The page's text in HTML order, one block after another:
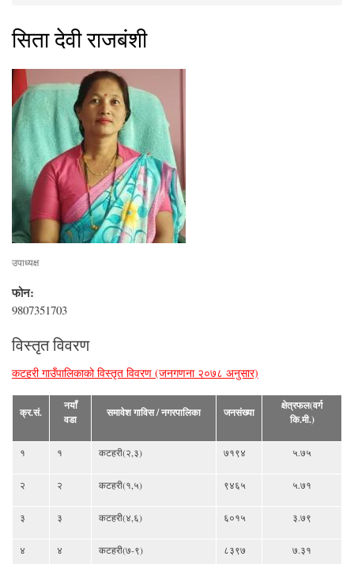
सिता देवी राजबंशी
उपाध्यक्ष
फोन:
9807351703
विस्तृत विवरण
कटहरी गाउँपालिकाको विस्तृत विवरण (जनगणना २०७८ अनुसार)
क्र.सं.
नयाँ
वडा
समावेश गाविस / नगरपालिका जनसंख्या
क्षेत्रफल(वर्ग
कि.मी.)
१ १ कटहरी(२,३) ७१९४ ५.७५
२ २ कटहरी(१,५) ९४६५ ५.७१
३ ३ कटहरी(४,६) ६०१५ ३.७९
४ ४ कटहरी(७-९) ८३९७ ७.३१